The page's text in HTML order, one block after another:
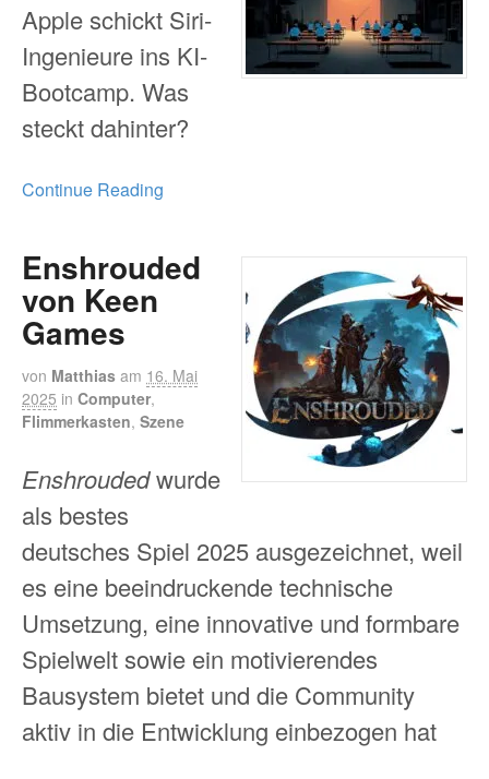
Apple schickt Siri-
Ingenieure ins KI-
Bootcamp. Was
steckt dahinter?
Continue Reading
Enshrouded
von Keen
Games
von Matthias am 16. Mai
2025 in Computer,
Flimmerkasten, Szene
Enshroudedwurde
als bestes
deutsches Spiel 2025 ausgezeichnet, weil
es eine beeindruckende technische
Umsetzung, eine innovative und formbare
Spielwelt sowie ein motivierendes
Bausystem bietet und die Community
aktiv in die Entwicklung einbezogen hat